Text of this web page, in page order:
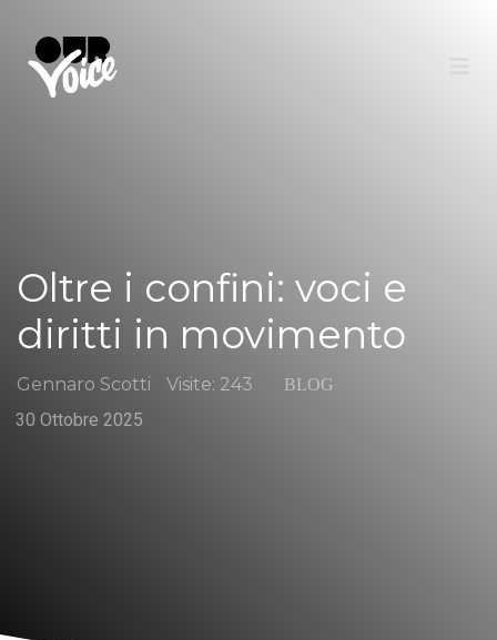
Oltre i confini: voci e
diritti in movimento
Gennaro Scotti BLOG
30 Ottobre 2025
Visite: 243